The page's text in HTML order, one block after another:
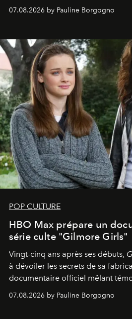
07.08.2026 by Pauline Borgogno
POP CULTURE
HBO Max prépare un
série culte "Gilmore Girls"
Vingt-cinq ans après ses débuts,
à dévoiler les secrets de sa
documentaire officiel mêlant
générationnel.
07.08.2026 by Pauline Borgogno